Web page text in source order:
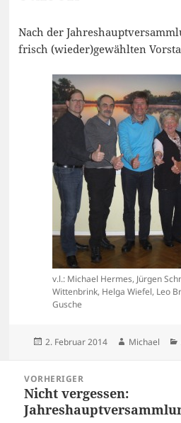
Nach der
frisch (wieder)gewählten
v.l.: Michael Hermes, Jürgen
Wittenbrink, Helga Wiefel, Leo
Gusche
Veröffentlicht
2. Februar 2014 Autor
Michael
VORHERIGER
Vorheriger
Beitrag:
Nicht vergessen: